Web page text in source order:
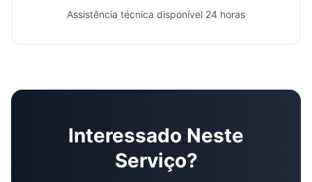
Assistência técnica disponível 24 horas
Interessado Neste
Serviço?